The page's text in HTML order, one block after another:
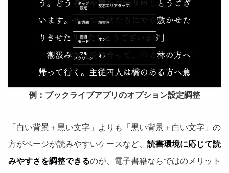
例：ブックライブアプリのオプション設定調整
「白い背景＋黒い文字」よりも「黒い背景＋白い文字」の
方がページが読みやすいケースなど、 読書環境に応じて読
みやすさを調整できるのが、電子書籍ならではのメリット